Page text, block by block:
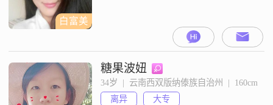
白富美
糖果波妞
34岁  |  云南西双版纳傣族自治州  |  160cm
离异
大专